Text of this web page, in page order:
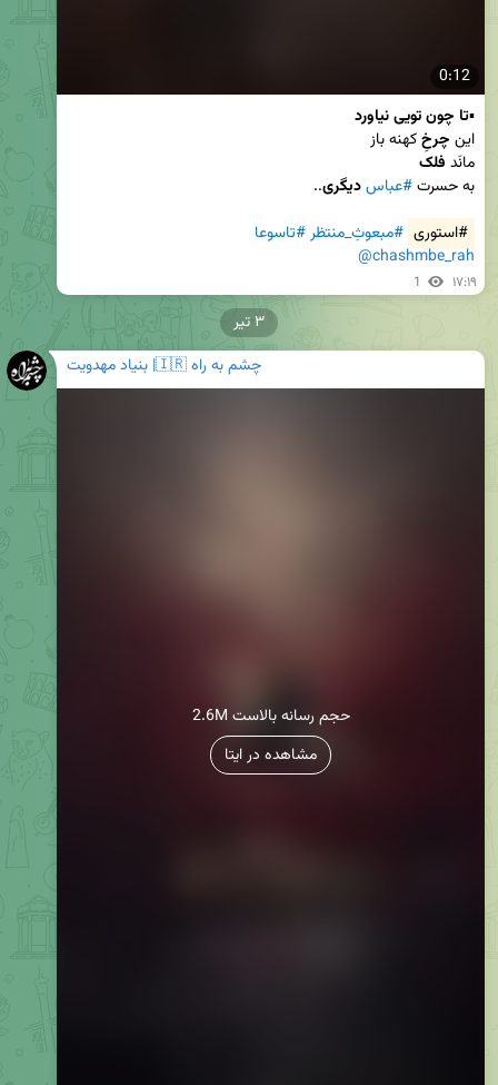
0:12
▪️تا چون تویی نیاورد
این چرخِ
مانَد فلک
به حسرت #عباسدیگری
#استوری #مبعوثِ_منتظر#تاسوعا
@chashmbe_rah
1 ۱۷:۱۹
چشم به راه 🇮🇷| بنیاد مهدویت
2.6M حجم رسانه بالاست
مشاهده در ایتا
۳ تیر